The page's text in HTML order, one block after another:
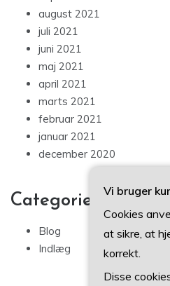
august 2021
juli 2021
juni 2021
maj 2021
april 2021
marts 2021
februar 2021
januar 2021
december 2020
Categories
Blog
Indlæg
Vi bruger
Cookies
at sikre, at
korrekt.
Disse